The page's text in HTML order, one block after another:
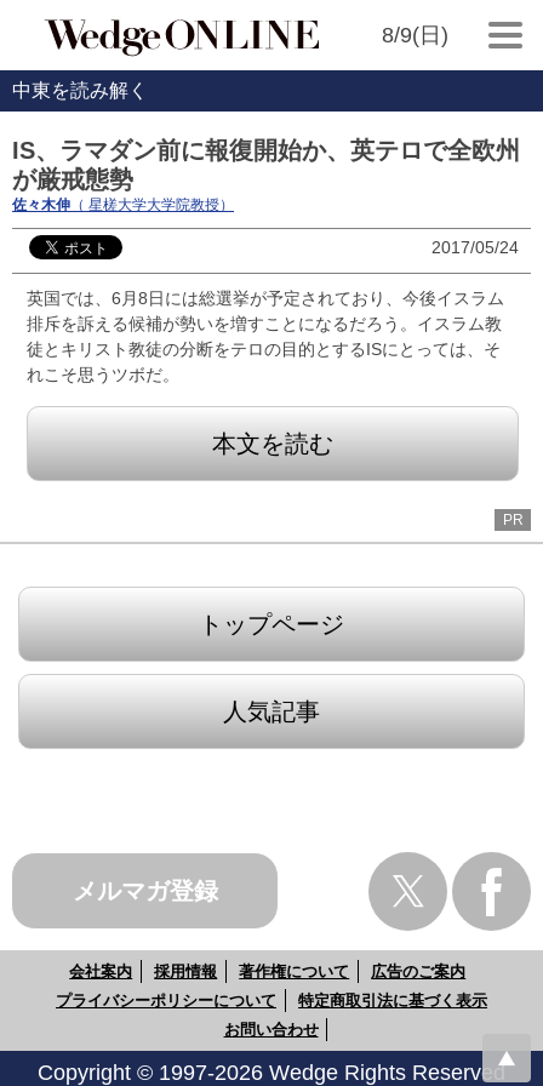
8/9(日)
中東を読み解く
IS、ラマダン前に報復開始か、英テロで全欧州
が厳戒態勢
佐々木伸 （ 星槎大学大学院教授）
2017/05/24
英国では、6月8日には総選挙が予定されており、今後イスラム
排斥を訴える候補が勢いを増すことになるだろう。イスラム教
徒とキリスト教徒の分断をテロの目的とするISにとっては、そ
れこそ思うツボだ。
本文を読む
PR
トップページ
人気記事
メルマガ登録
会社案内 採用情報 著作権について
広告のご案内
プライバシーポリシーについて
特定商取引法に基づく表示
お問い合わせ
Copyright © 1997-2026 Wedge Rights Reserved